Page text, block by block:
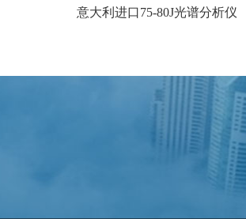
意大利进口75-80J光谱分析仪